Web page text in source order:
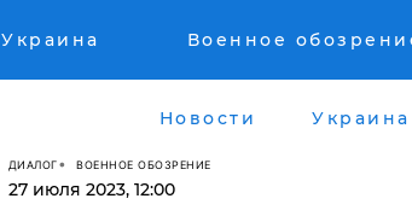
Украина Военное
Новости Украина
ДИАЛОГ ВОЕННОЕ ОБОЗРЕНИЕ
27 июля 2023, 12:00